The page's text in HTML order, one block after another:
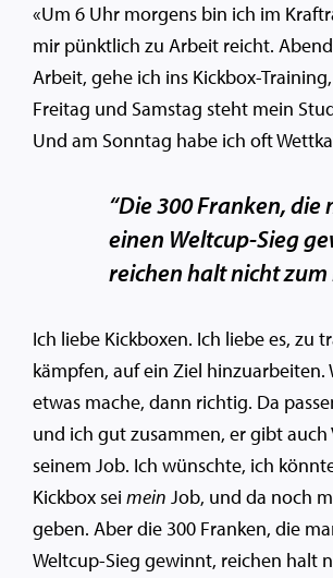
«Um 6 Uhr morgens bin ich im
mir pünktlich zu Arbeit reicht.
Arbeit, gehe ich ins Kickbox-
Freitag und Samstag steht mein
Und am Sonntag habe ich oft
“Die 300 Franken, die
einen Weltcup-Sieg
reichen halt nicht zum
Ich liebe Kickboxen. Ich liebe es, zu
kämpfen, auf ein Ziel hinzuarbeiten.
etwas mache, dann richtig. Da
und ich gut zusammen, er gibt auch
seinem Job. Ich wünschte, ich
Kickbox sei mein Job, und da noch
geben. Aber die 300 Franken, die
Weltcup-Sieg gewinnt, reichen halt